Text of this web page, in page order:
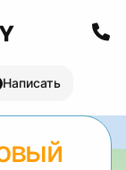
Написать